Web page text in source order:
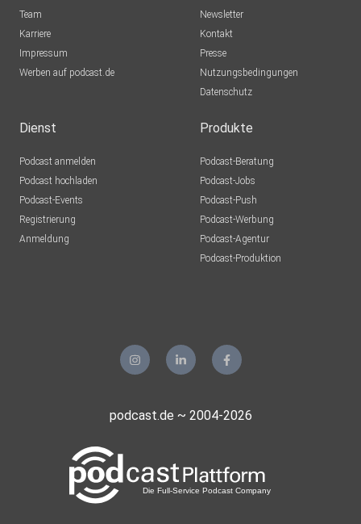
Team
Karriere
Impressum
Werben auf podcast.de
Newsletter
Kontakt
Presse
Nutzungsbedingungen
Datenschutz
Dienst
Podcast anmelden
Podcast hochladen
Podcast-Events
Registrierung
Anmeldung
Produkte
Podcast-Beratung
Podcast-Jobs
Podcast-Push
Podcast-Werbung
Podcast-Agentur
Podcast-Produktion
podcast.de ~ 2004-2026